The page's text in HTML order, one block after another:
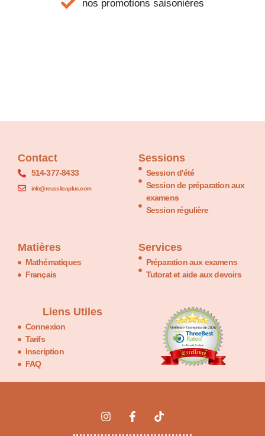
nos promotions saisonières
Contact
514-377-8433
info@reussiteaplus.com
Sessions
Session d'été
Session de préparation aux
examens
Session régulière
Matières
Mathématiques
Français
Services
Préparation aux examens
Tutorat et aide aux devoirs
Liens Utiles
Connexion
Tarifs
Inscription
FAQ